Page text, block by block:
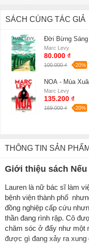
SÁCH CÙNG TÁC GIẢ
Đời Bừng Sáng
Marc Levy
80.000 ₫
100.000 ₫ -20%
NOA - Mùa
Marc Levy
135.200 ₫
169.000 ₫ -20%
THÔNG TIN SẢN PHẨM
Giới thiệu sách
Lauren là nữ bác sĩ làm
bệnh viện thành phố
đồng nghiệp cấp cứu
thần đang rình rập. Cô
chăm sóc ở đấy như một
được gì đang xảy ra xung